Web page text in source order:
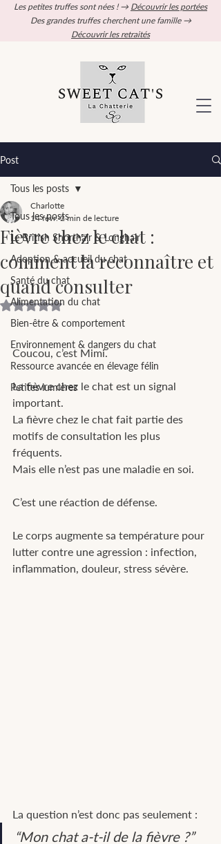
Les petites truffes sont nées ! → Découvrir les portées
Des grandes truffes cherchent une famille →
Découvrir les retraités
Post
Tous les posts
Le British Shorthair & Longhair
Adoption & accueil du chat
Santé du chat
Alimentation du chat
Bien-être & comportement
Environnement & dangers du chat
Ressource avancée en élevage félin
Petites lumières
Tous les posts
Fièvre chez le chat :
comment la reconnaître et
quand consulter
Charlotte
14 févr. 2 min de lecture
Noté NaN étoiles sur 5.
Coucou, c’est Mimi.
La fièvre chez le chat est un signal
important.
La fièvre chez le chat fait partie des
motifs de consultation les plus
fréquents.
Mais elle n’est pas une maladie en soi.
C’est une réaction de défense.
Le corps augmente sa température pour
lutter contre une agression : infection,
inflammation, douleur, stress sévère.
La question n’est donc pas seulement :
“Mon chat a-t-il de la fièvre ?”